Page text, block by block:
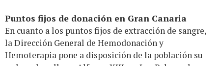
Puntos fijos de donación en Gran Canaria
En cuanto a los puntos fijos de extracción de sangre,
la Dirección General de Hemodonación y
Hemoterapia pone a disposición de la población su